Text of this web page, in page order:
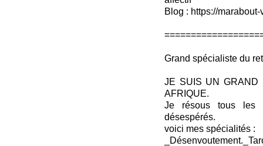
Blog : https://
Grand spécialiste du
JE SUIS UN GRAND
AFRIQUE.
Je résous tous les
désespérés.
voici mes spécialités :